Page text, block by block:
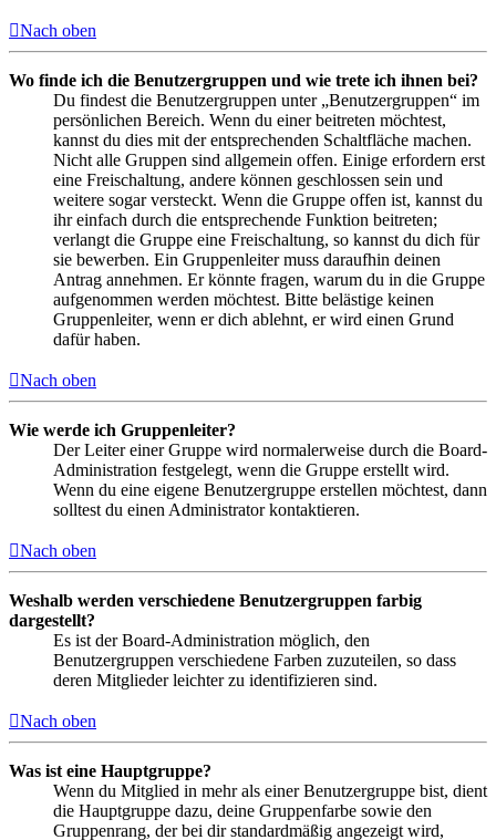
Nach oben
Wo finde ich die Benutzergruppen und wie trete ich ihnen bei?
Du findest die Benutzergruppen unter „Benutzergruppen“ im
persönlichen Bereich. Wenn du einer beitreten möchtest,
kannst du dies mit der entsprechenden Schaltfläche machen.
Nicht alle Gruppen sind allgemein offen. Einige erfordern erst
eine Freischaltung, andere können geschlossen sein und
weitere sogar versteckt. Wenn die Gruppe offen ist, kannst du
ihr einfach durch die entsprechende Funktion beitreten;
verlangt die Gruppe eine Freischaltung, so kannst du dich für
sie bewerben. Ein Gruppenleiter muss daraufhin deinen
Antrag annehmen. Er könnte fragen, warum du in die Gruppe
aufgenommen werden möchtest. Bitte belästige keinen
Gruppenleiter, wenn er dich ablehnt, er wird einen Grund
dafür haben.
Nach oben
Wie werde ich Gruppenleiter?
Der Leiter einer Gruppe wird normalerweise durch die Board-
Administration festgelegt, wenn die Gruppe erstellt wird.
Wenn du eine eigene Benutzergruppe erstellen möchtest, dann
solltest du einen Administrator kontaktieren.
Nach oben
Weshalb werden verschiedene Benutzergruppen farbig
dargestellt?
Es ist der Board-Administration möglich, den
Benutzergruppen verschiedene Farben zuzuteilen, so dass
deren Mitglieder leichter zu identifizieren sind.
Nach oben
Was ist eine Hauptgruppe?
Wenn du Mitglied in mehr als einer Benutzergruppe bist, dient
die Hauptgruppe dazu, deine Gruppenfarbe sowie den
Gruppenrang, der bei dir standardmäßig angezeigt wird,